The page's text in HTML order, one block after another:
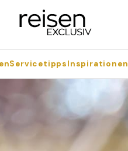
ServicetippsInspirationen